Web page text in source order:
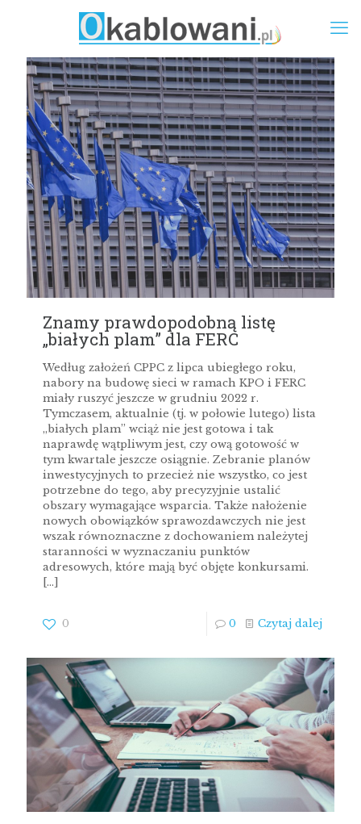
Znamy prawdopodobną listę
„białych plam” dla FERC
Według założeń CPPC z lipca ubiegłego roku,
nabory na budowę sieci w ramach KPO i FERC
miały ruszyć jeszcze w grudniu 2022 r.
Tymczasem, aktualnie (tj. w połowie lutego) lista
„białych plam” wciąż nie jest gotowa i tak
naprawdę wątpliwym jest, czy ową gotowość w
tym kwartale jeszcze osiągnie. Zebranie planów
inwestycyjnych to przecież nie wszystko, co jest
potrzebne do tego, aby precyzyjnie ustalić
obszary wymagające wsparcia. Także nałożenie
nowych obowiązków sprawozdawczych nie jest
wszak równoznaczne z dochowaniem należytej
staranności w wyznaczaniu punktów
adresowych, które mają być objęte konkursami.
[…]
0 0 Czytaj dalej